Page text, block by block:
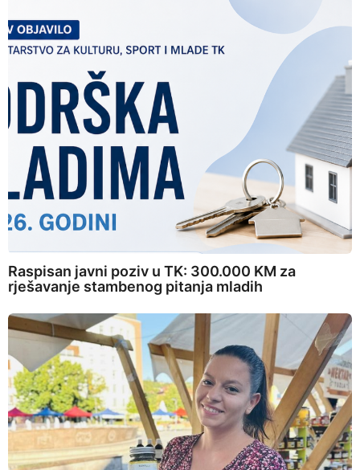
Raspisan javni poziv u TK: 300.000 KM za
rješavanje stambenog pitanja mladih